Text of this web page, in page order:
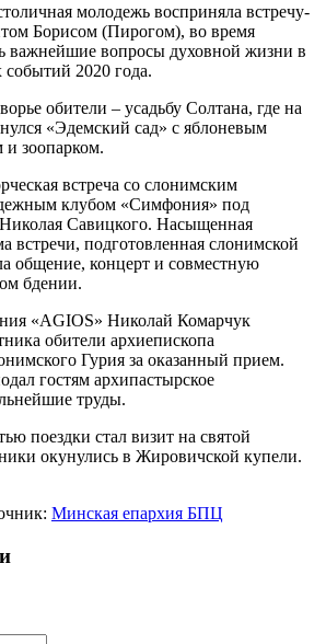
молодежь восприняла встречу-
Борисом (Пирогом), во время
важнейшие вопросы духовной жизни в
2020 года.
обители – усадьбу Солтана, где на
«Эдемский сад» с яблоневым
и зоопарком.
встреча со слонимским
клубом «Симфония» под
Савицкого. Насыщенная
встречи, подготовленная слонимской
общение, концерт и совместную
бдении.
«AGIOS» Николай Комарчук
обители архиепископа
Гурия за оказанный прием.
гостям архипастырское
труды.
поездки стал визит на святой
окунулись в Жировичской купели.
Минская епархия БПЦ